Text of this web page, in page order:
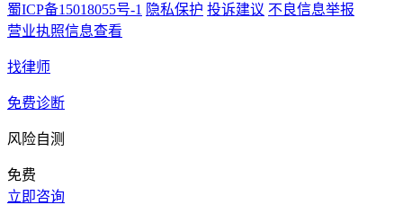
蜀ICP备15018055号-1 隐私保护 投诉建议 不良信息举报
营业执照信息查看
找律师
免费诊断
风险自测
免费
立即咨询